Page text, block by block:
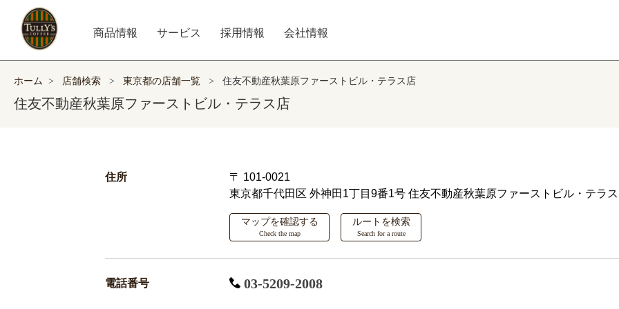
商品情報 サービス 採用情報 会社情報
ホーム > 店舗検索 > 東京都の店舗一覧 > 住友不動産秋葉原ファーストビル・テラス店
住友不動産秋葉原ファーストビル・テラス店
住所
〒 101-0021
東京都千代田区 外神田1丁目9番1号 住友不動産秋葉原ファーストビル・テラ
マップを確認する
Check the map
ルートを検索
Search for a route
電話番号 03-5209-2008